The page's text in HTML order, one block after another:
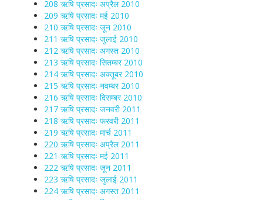
208 ऋषि प्रसादः अप्रैल 2010
209 ऋषि प्रसादः मई 2010
210 ऋषि प्रसादः जून 2010
211 ऋषि प्रसादः जुलाई 2010
212 ऋषि प्रसादः अगस्त 2010
213 ऋषि प्रसादः सितम्बर 2010
214 ऋषि प्रसादः अक्तूबर 2010
215 ऋषि प्रसादः नवम्बर 2010
216 ऋषि प्रसादः दिसम्बर 2010
217 ऋषि प्रसादः जनवरी 2011
218 ऋषि प्रसादः फरवरी 2011
219 ऋषि प्रसादः मार्च 2011
220 ऋषि प्रसादः अप्रैल 2011
221 ऋषि प्रसादः मई 2011
222 ऋषि प्रसादः जून 2011
223 ऋषि प्रसादः जुलाई 2011
224 ऋषि प्रसादः अगस्त 2011